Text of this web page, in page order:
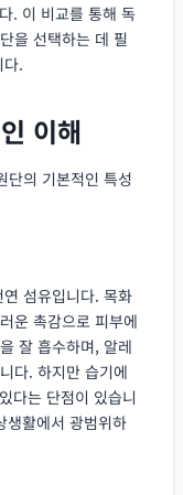
. 이 비교를 통해 독
을 선택하는 데 필
.
이해
단의 기본적인 특성
섬유입니다. 목화
운 촉감으로 피부에
잘 흡수하며, 알레
다. 하지만 습기에
다는 단점이 있습니
생활에서 광범위하